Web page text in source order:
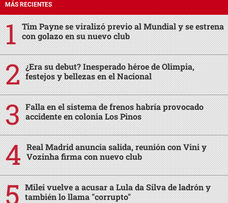
MÁS RECIENTES
Tim Payne se viralizó previo al Mundial y se estrena
con golazo en su nuevo club
¿Era su debut? Inesperado héroe de Olimpia,
festejos y bellezas en el Nacional
Falla en el sistema de frenos habría provocado
accidente en colonia Los Pinos
Real Madrid anuncia salida, reunión con Vini y
Vozinha firma con nuevo club
Milei vuelve a acusar a Lula da Silva de ladrón y
también lo llama "corrupto"